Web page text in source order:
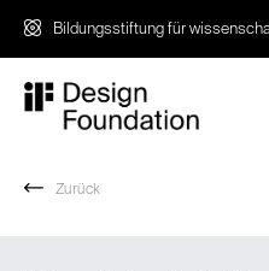
Bildungsstiftung für
Zurück